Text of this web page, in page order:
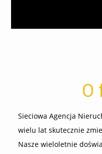
O
Sieciowa Agencja
wielu lat skutecznie
Nasze wieloletnie